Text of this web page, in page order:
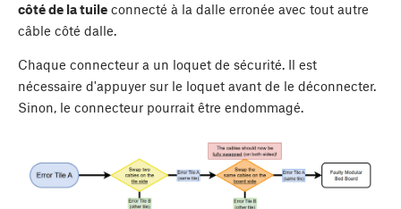
côté de la tuile connecté à la dalle erronée avec tout autre
câble côté dalle.
Chaque connecteur a un loquet de sécurité. Il est
nécessaire d'appuyer sur le loquet avant de le déconnecter.
Sinon, le connecteur pourrait être endommagé.